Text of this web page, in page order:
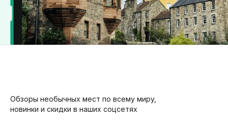
Обзоры необычных мест по всему миру,
новинки и скидки в наших соцсетях